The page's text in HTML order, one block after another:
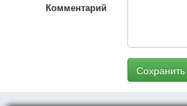
Комментарий
Сохранить